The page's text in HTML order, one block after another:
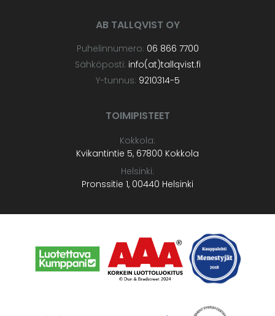
AB TALLQVIST OY
Puhelinnumero: 06 866 7700
Sähköposti: info(at)tallqvist.fi
Y-tunnus: 9210314-5
TOIMIPISTEET
Kokkola:
Kvikantintie 5, 67800 Kokkola
Helsinki:
Pronssitie 1, 00440 Helsinki